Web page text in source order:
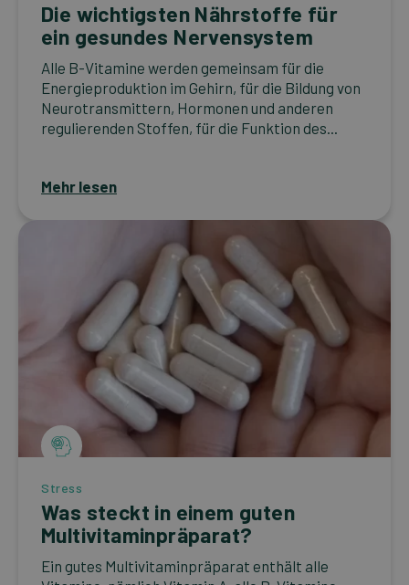
Die wichtigsten Nährstoffe für
ein gesundes Nervensystem
Alle B-Vitamine werden gemeinsam für die
Energieproduktion im Gehirn, für die Bildung von
Neurotransmittern, Hormonen und anderen
regulierenden Stoffen, für die Funktion des...
Mehr lesen
Stress
Was steckt in einem guten
Multivitaminpräparat?
Ein gutes Multivitaminpräparat enthält alle